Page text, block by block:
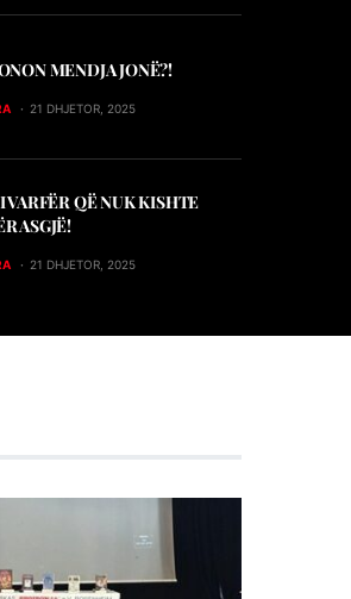
MENDJA JONË?!
21 DHJETOR, 2025
VARFËR QË NUK KISHTE
ASGJË!
21 DHJETOR, 2025